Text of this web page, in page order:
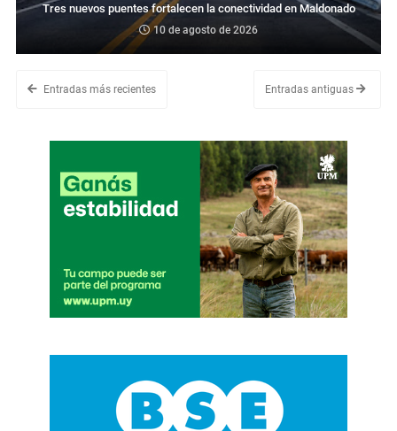
Tres nuevos puentes fortalecen la conectividad en Maldonado
10 de agosto de 2026
Entradas más recientes Entradas antiguas